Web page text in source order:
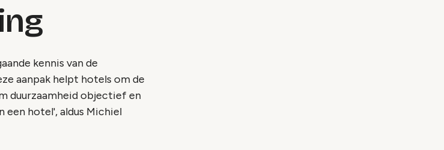
kennis van de
aanpak helpt hotels om de
duurzaamheid objectief en
hotel', aldus Michiel